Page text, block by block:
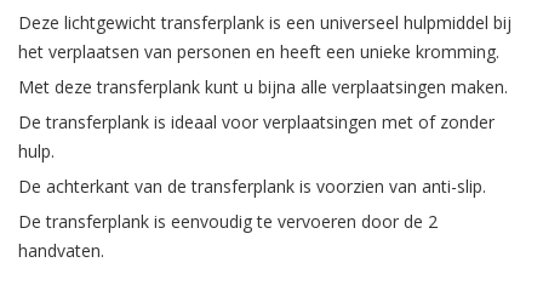
Deze lichtgewicht transferplank is een universeel hulpmiddel bij
het verplaatsen van personen en heeft een unieke kromming.
Met deze transferplank kunt u bijna alle verplaatsingen maken.
De transferplank is ideaal voor verplaatsingen met of zonder
hulp.
De achterkant van de transferplank is voorzien van anti-slip.
De transferplank is eenvoudig te vervoeren door de 2
handvaten.